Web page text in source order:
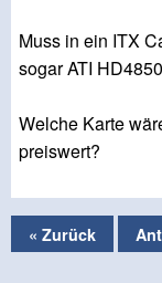
Muss in ein ITX
sogar ATI
Welche Karte
preiswert?
« Zurück